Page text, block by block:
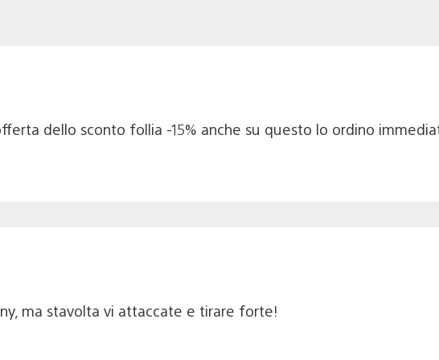
dello sconto follia -15% anche su questo lo ordino
ma stavolta vi attaccate e tirare forte!